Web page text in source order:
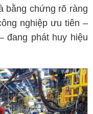
bằng chứng rõ ràng
nghiệp ưu tiên –
đang phát huy hiệu